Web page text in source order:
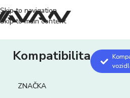
Skip to navigation
Skip to main content
Kompatibilita
ZNAČKA